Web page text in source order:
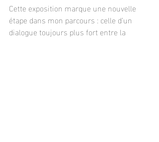
Cette exposition marque une nouvelle
étape dans mon parcours : celle d’un
dialogue toujours plus fort entre la